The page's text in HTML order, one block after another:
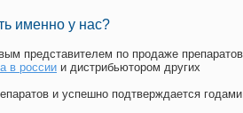
именно у нас?
представителем по продаже препаратов
в россии и дистрибьютором других
и успешно подтверждается годами